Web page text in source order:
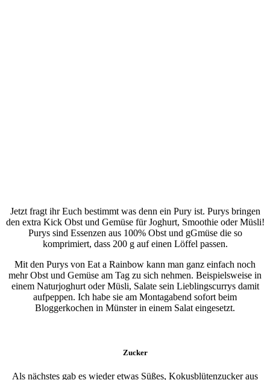
Jetzt fragt ihr Euch bestimmt was denn ein Pury ist. Purys bringen
den extra Kick Obst und Gemüse für Joghurt, Smoothie oder Müsli!
Purys sind Essenzen aus 100% Obst und gGmüse die so
komprimiert, dass 200 g auf einen Löffel passen.
Mit den Purys von Eat a Rainbow kann man ganz einfach noch
mehr Obst und Gemüse am Tag zu sich nehmen. Beispielsweise in
einem Naturjoghurt oder Müsli, Salate sein Lieblingscurrys damit
aufpeppen. Ich habe sie am Montagabend sofort beim
Bloggerkochen in Münster in einem Salat eingesetzt.
Zucker
Als nächstes gab es wieder etwas Süßes, Kokusblütenzucker aus